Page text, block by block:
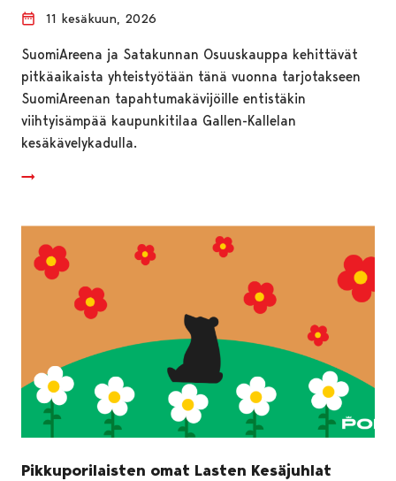
11 kesäkuun, 2026
SuomiAreena ja Satakunnan Osuuskauppa kehittävät
pitkäaikaista yhteistyötään tänä vuonna tarjotakseen
SuomiAreenan tapahtumakävijöille entistäkin
viihtyisämpää kaupunkitilaa Gallen-Kallelan
kesäkävelykadulla.
Pikkuporilaisten omat Lasten Kesäjuhlat